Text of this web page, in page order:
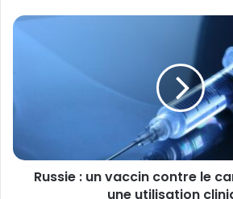
au
prennent
Russie
le
pour
Russie : un vaccin contre le
une utilisation